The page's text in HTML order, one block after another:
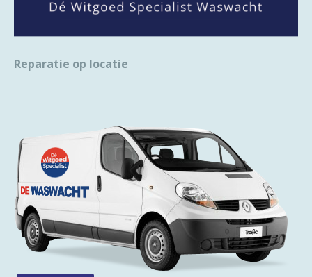
Reparatie op locatie